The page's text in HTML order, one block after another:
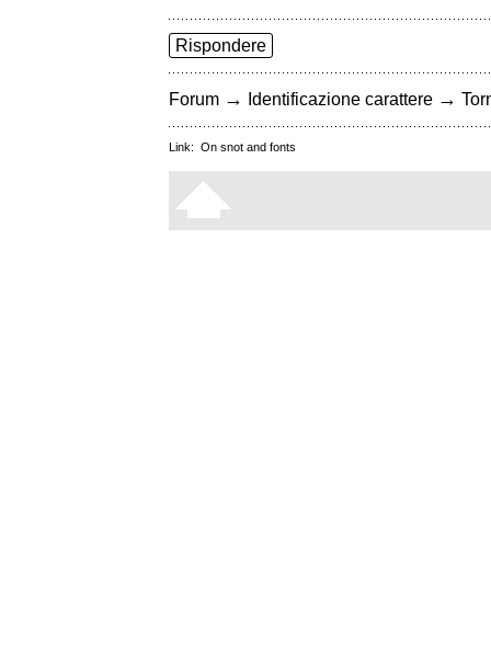
Rispondere
Forum → Identificazione carattere →
Link: On snot and fonts